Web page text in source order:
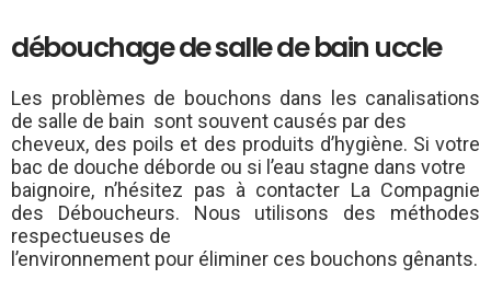
débouchage de salle de bain uccle
Les problèmes de bouchons dans les canalisations
de salle de bain sont souvent causés par des
cheveux, des poils et des produits d’hygiène. Si votre
bac de douche déborde ou si l’eau stagne dans votre
baignoire, n’hésitez pas à contacter La Compagnie
des Déboucheurs. Nous utilisons des méthodes
respectueuses de
l’environnement pour éliminer ces bouchons gênants.